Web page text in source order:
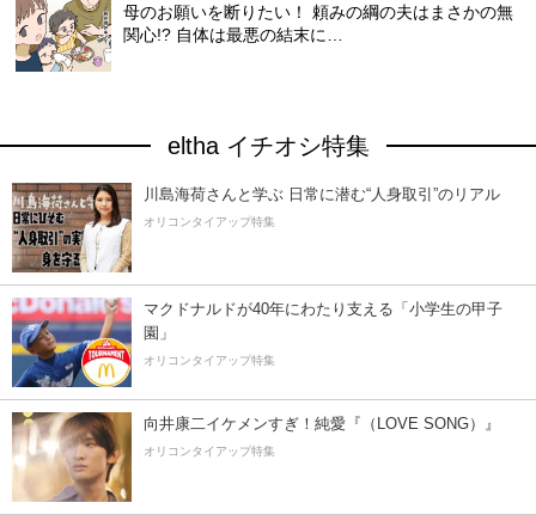
母のお願いを断りたい！ 頼みの綱の夫はまさかの無
関心!? 自体は最悪の結末に…
eltha イチオシ特集
川島海荷さんと学ぶ 日常に潜む“人身取引”のリアル
オリコンタイアップ特集
マクドナルドが40年にわたり支える「小学生の甲子
園」
オリコンタイアップ特集
向井康二イケメンすぎ！純愛『（LOVE SONG）』
オリコンタイアップ特集